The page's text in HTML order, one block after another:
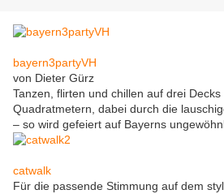
bayern3partyVH
von Dieter Gürz
Tanzen, flirten und chillen auf drei
Quadratmetern, dabei durch die
– so wird gefeiert auf Bayerns
catwalk
Für die passende Stimmung auf dem